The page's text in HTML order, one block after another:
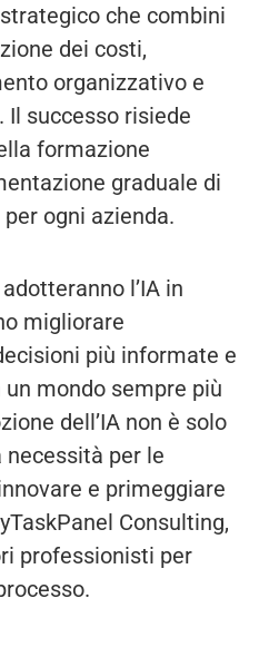
che combini
dei costi,
organizzativo e
successo risiede
formazione
graduale di
ogni azienda.
l’IA in
migliorare
più informate e
mondo sempre più
dell’IA non è solo
necessità per le
e primeggiare
Consulting,
professionisti per